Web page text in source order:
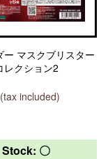
ー マスクブリスター
レクション2
included)
Stock: 〇